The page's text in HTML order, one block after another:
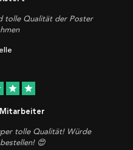
tolle Qualität der Poster
star star
tolle Qualität! Würde
😍